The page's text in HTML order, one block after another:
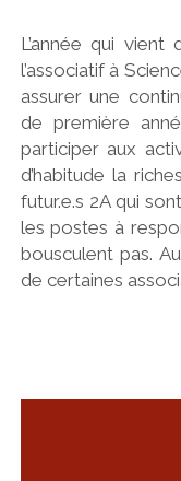
L’année qui
l’associatif à
assurer une
de première
participer aux
d’habitude la
futur.e.s 2A qui
les postes à
bousculent pas.
de certaines